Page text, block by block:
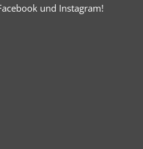
und Instagram!